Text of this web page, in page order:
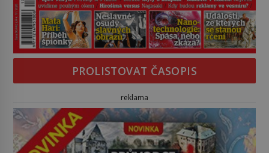
PROLISTOVAT ČASOPIS
reklama